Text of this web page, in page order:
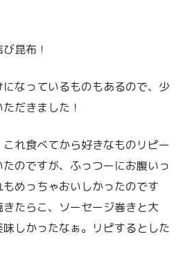
昆布！
なっているものもあるので、少
だきました！
れ食べてから好きなものリピー
のですが、ふっつーにお腹いっ
めっちゃおいしかったのです
たらこ、ソーセージ巻きと大
しかったなぁ。リピするとした